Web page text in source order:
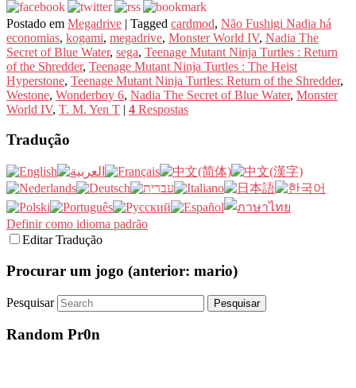
Postado em Megadrive | Tagged cardmod, Não Fushigi Nadia há
economias, kogami, megadrive, Monster World IV, Nadia The
Secret of Blue Water, sega, Teenage Mutant Ninja Turtles : Return
of the Shredder, Teenage Mutant Ninja Turtles : The Heist
Hyperstone, Teenage Mutant Ninja Turtles: Return of the Shredder,
Westone, Wonderboy 6, Nadia The Secret of Blue Water, Monster
World IV, T. M. Yen T | 4 Respostas
Tradução
Definir como idioma padrão
Editar Tradução
Procurar um jogo (anterior: mario)
Pesquisar
Random Pr0n